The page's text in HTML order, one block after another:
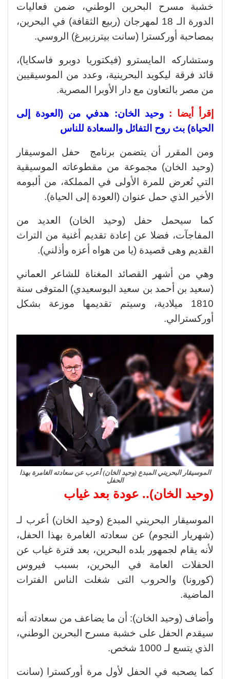
خشبة مسرح البحرين الوطني، ضمن فعاليات
الدورة الـ 18 لمهرجان (ربيع الثقافة) في البحرين،
بمصاحبة أوركسترا (سانت بيترزبيرغ) الروسي.
وستشاركه المايسترو (فيكتوريا دوبرو فاسكايا)،
قائد فرقة ليكويد البحرينية، وعدد من الموسيقيين
من مصر بالتعاون مع دار الأوبرا المصرية.
إقرأ أيضا :وحيد الخان: هدفي من (العودة إلى
الحياة) بث روح التفائل والسعادة للناس
ومن المقرر أن يتضمن برنامج حفل الموسيقار
(وحيد الخان) مجموعة من مقطوعاته الموسيقية
التي تُعرض للمرة الأولى في المملكة، من ألبومه
الأخير الذي حمل عنوان (العودة إلى الحياة).
كما سيحمل حفل (وحيد الخان) العديد من
المفاجآت، فضلا عن إعادة تقديم أغنية من التراث
القديم وهى قصيدة (يا من هواه أعزه وأذلني).
وهي من أشهر القصائد المغناة للشاعر العماني
(سعيد بن أحمد بن سعيد البوسعيدي) المتوفى سنة
1810 ميلادية، وسيتم تقديمها موزعة بشكل
أوركسترالي.
الموسيقار البحريني المبدع (وحيد الخان) أعرب عن سعادته الغامرة بهذا
الحفل
(وحيد الخان).. عودة بعد غياب
الموسيقار البحريني المبدع (وحيد الخان) أعرب لـ
(شهريار النجوم) عن سعادته الغامرة بهذا الحفل،
لأنه يقام لجمهور بلده البحرين، بعد فترة غياب عن
الحفلات العامة في البحرين، بسبب فيروس
(كورونا) والحروب التى شغلت الناس الفترات
الماضية.
وأضاف (وحيد الخان): أن ما يضاعف من سعادته أنه
سيقدم الحفل على خشبة مسرح البحرين الوطني،
الذي يتسع لـ 1000 شخص.
كما يصحبه في الحفل لأول مرة أوركسترا (سانت